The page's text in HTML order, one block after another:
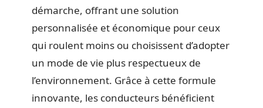
démarche, offrant une solution
personnalisée et économique pour ceux
qui roulent moins ou choisissent d’adopter
un mode de vie plus respectueux de
l’environnement. Grâce à cette formule
innovante, les conducteurs bénéficient